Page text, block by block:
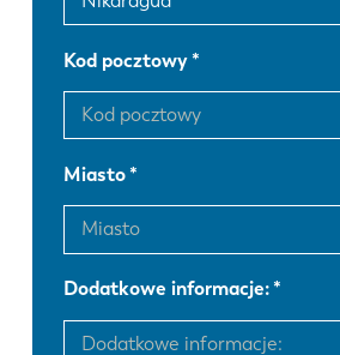
Kod pocztowy
Miasto
Dodatkowe informacje:
ES
KO